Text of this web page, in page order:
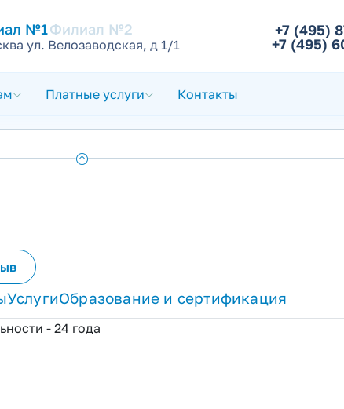
№1Филиал №2
ул. Велозаводская, д 1/1
+7 (495)
+7 (495)
Платные услуги Контакты
УслугиОбразование и сертификация
- 24 года